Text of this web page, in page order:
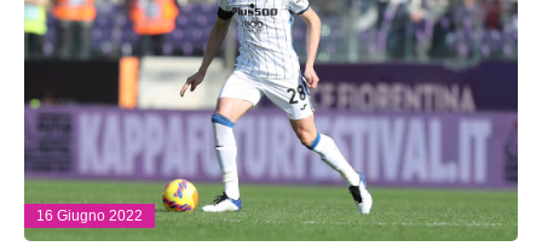
16 Giugno 2022